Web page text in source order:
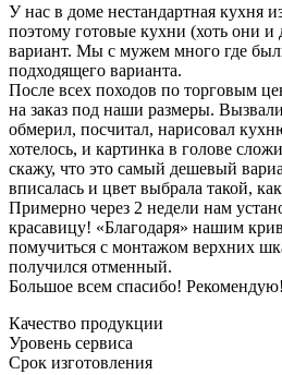
У нас в доме нестандартная кухня
поэтому готовые кухни (хоть они
вариант. Мы с мужем много где
подходящего варианта.
После всех походов по торговым
на заказ под наши размеры.
обмерил, посчитал, нарисовал
хотелось, и картинка в голове
скажу, что это самый дешевый
вписалась и цвет выбрала такой,
Примерно через 2 недели нам
красавицу! «Благодаря» нашим
помучиться с монтажом верхних
получился отменный.
Большое всем спасибо! Рекомендую!
Качество продукции
Уровень сервиса
Срок изготовления